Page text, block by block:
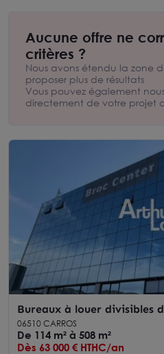
de trouver le bureau adapté à
national de conseil en
favorise depuis plus de 30 ans le
toutes tailles en les aidant à
l’ensemble de la Région Alpes
Aucune offre ne
critères ?
Nous avons étendu la zone
proposer plus de résultats
Vous pouvez également
directement de votre projet
Bureaux à louer divisibles
Carros
06510 CARROS
De 114 m² à 508 m²
Dès 63 000 € HTHC/an